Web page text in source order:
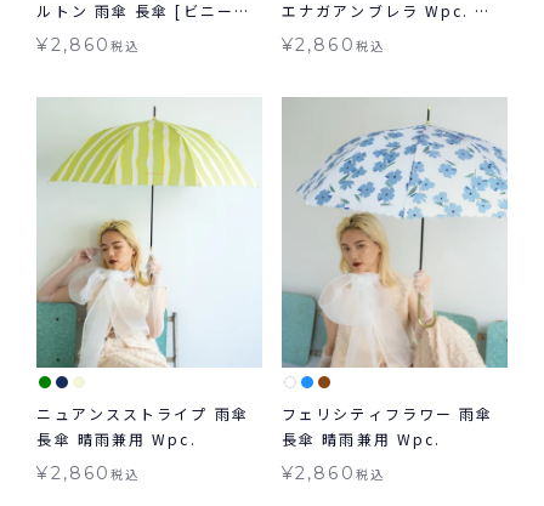
ルトン 雨傘 長傘 [ビニール
傘]
¥2,860税込
エナガアンブレラ Wpc. 雨
傘 ビニール傘 長傘 小鳥
¥2,860 税込
ニュアンスストライプ 雨傘
長傘 晴雨兼用 Wpc.
¥2,860税込
フェリシティフラワー 雨傘
長傘 晴雨兼用 Wpc.
¥2,860 税込